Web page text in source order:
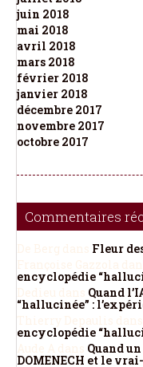
juin 2018
mai 2018
avril 2018
mars 2018
février 2018
janvier 2018
décembre 2017
novembre 2017
octobre 2017
Commentaires
Fleur
encyclopédie
Quand
“hallucinée” :
encyclopédie
Quand
DOMENECH et le